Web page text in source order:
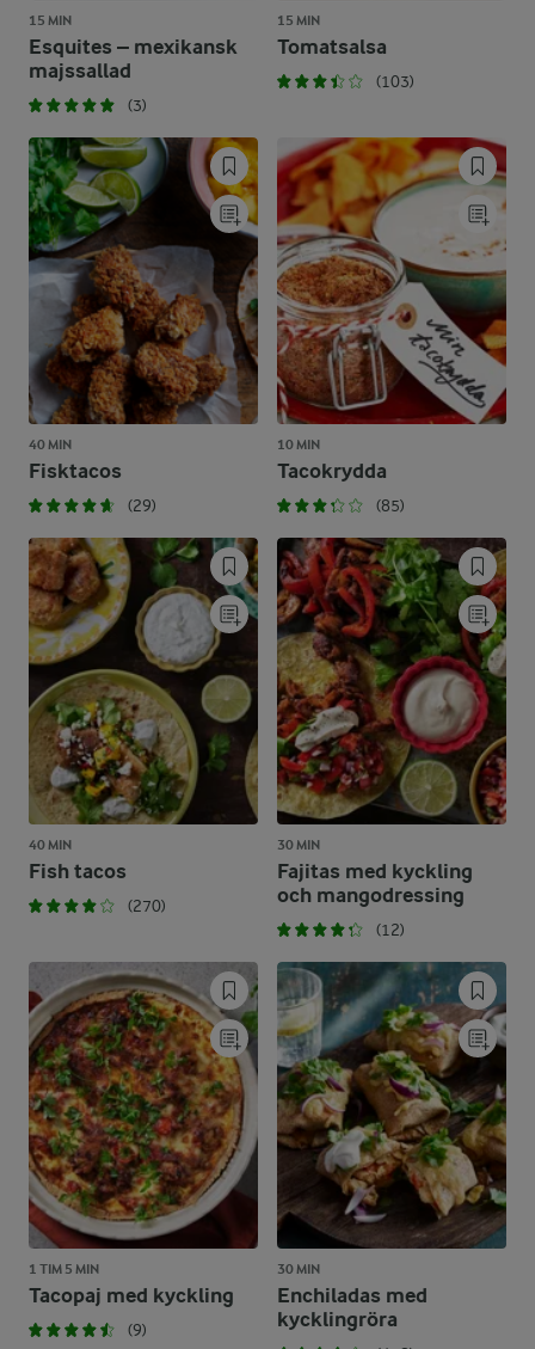
15 MIN
Esquites – mexikansk
majssallad
(3)
15 MIN
Tomatsalsa
(103)
40 MIN
Fisktacos
(29)
10 MIN
Tacokrydda
(85)
40 MIN
Fish tacos
(270)
30 MIN
Fajitas med kyckling
och mangodressing
(12)
1 TIM 5 MIN
Tacopaj med kyckling
(9)
30 MIN
Enchiladas med
kycklingröra